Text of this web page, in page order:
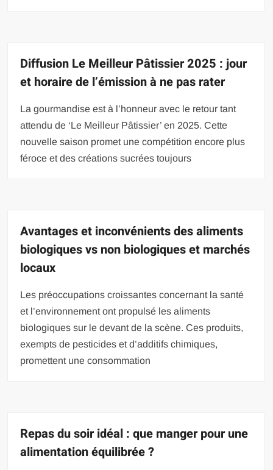
Diffusion Le Meilleur Pâtissier 2025 : jour
et horaire de l’émission à ne pas rater
La gourmandise est à l’honneur avec le retour tant
attendu de ‘Le Meilleur Pâtissier’ en 2025. Cette
nouvelle saison promet une compétition encore plus
féroce et des créations sucrées toujours
Avantages et inconvénients des aliments
biologiques vs non biologiques et marchés
locaux
Les préoccupations croissantes concernant la santé
et l’environnement ont propulsé les aliments
biologiques sur le devant de la scène. Ces produits,
exempts de pesticides et d’additifs chimiques,
promettent une consommation
Repas du soir idéal : que manger pour une
alimentation équilibrée ?